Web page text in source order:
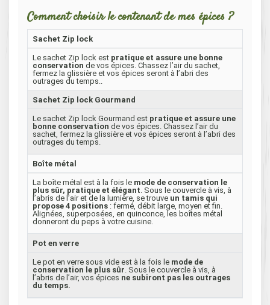
Comment choisir le contenant de mes épices ?
Sachet Zip lock
Le sachet Zip lock est pratique et assure une bonne
conservation de vos épices. Chassez l’air du sachet,
fermez la glissière et vos épices seront à l’abri des
outrages du temps..
Sachet Zip lock Gourmand
Le sachet Zip lock Gourmand est pratique et assure une
bonne conservation de vos épices. Chassez l’air du
sachet, fermez la glissière et vos épices seront à l’abri des
outrages du temps.
Boîte métal
La boîte métal est à la fois le mode de conservation le
plus sûr, pratique et élégant . Sous le couvercle à vis, à
l’abris de l’air et de la lumière, se trouve un tamis qui
propose 4 positions : fermé, débit large, moyen et fin.
Alignées, superposées, en quinconce, les boîtes métal
donneront du peps à votre cuisine.
Pot en verre
Le pot en verre sous vide est à la fois le mode de
conservation le plus sûr . Sous le couvercle à vis, à
l’abris de l’air, vos épices ne subiront pas les outrages
du temps.